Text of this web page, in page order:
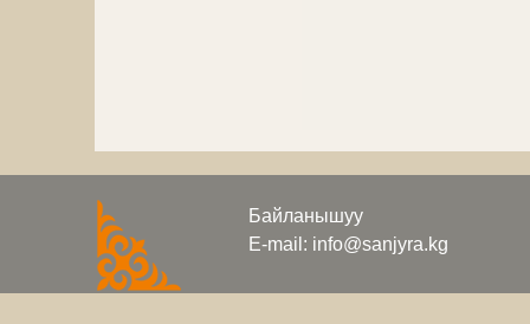
Байланышуу
E-mail: info@sanjyra.kg